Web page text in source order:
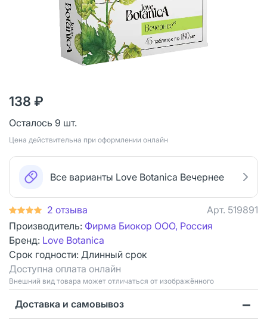
138 ₽
Осталось 9 шт.
Цена действительна при оформлении онлайн
Все варианты Love Botanica Вечернее
2 отзыва Арт. 519891
Производитель: Фирма Биокор ООО, Россия
Бренд: Love Botanica
Срок годности: Длинный срок
Доступна оплата онлайн
Bнешний вид товара может отличаться от изображённого
Доставка и самовывоз